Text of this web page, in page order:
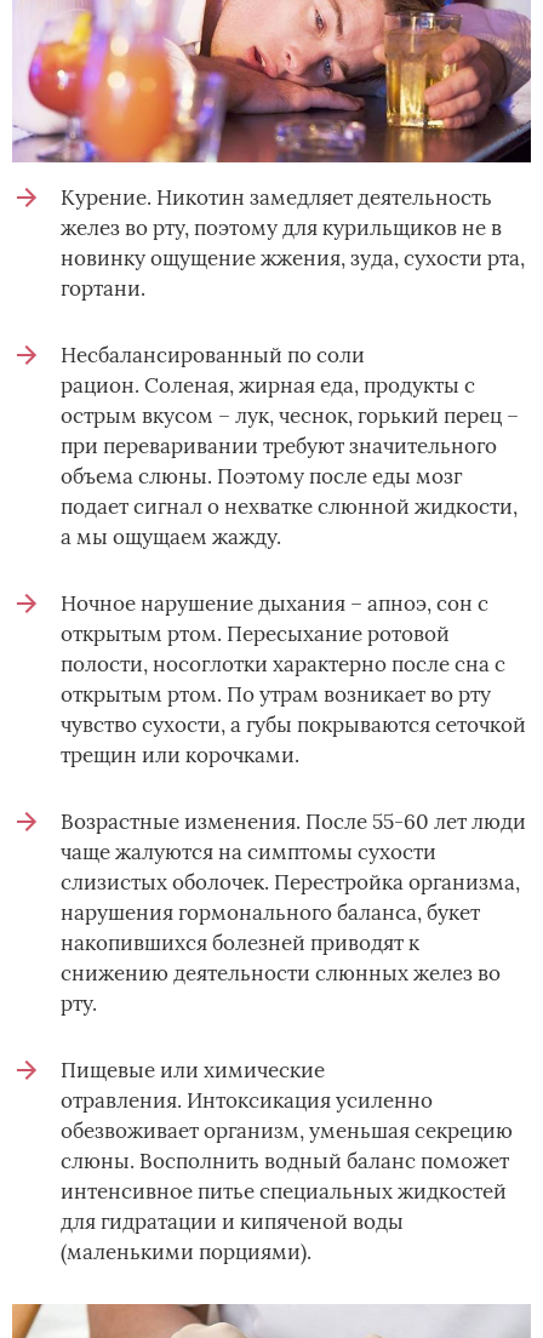
Курение. Никотин замедляет деятельность
желез во рту, поэтому для курильщиков не в
новинку ощущение жжения, зуда, сухости рта,
гортани.
Несбалансированный по соли
рацион. Соленая, жирная еда, продукты с
острым вкусом – лук, чеснок, горький перец –
при переваривании требуют значительного
объема слюны. Поэтому после еды мозг
подает сигнал о нехватке слюнной жидкости,
а мы ощущаем жажду.
Ночное нарушение дыхания – апноэ, сон с
открытым ртом. Пересыхание ротовой
полости, носоглотки характерно после сна с
открытым ртом. По утрам возникает во рту
чувство сухости, а губы покрываются сеточкой
трещин или корочками.
Возрастные изменения. После 55-60 лет люди
чаще жалуются на симптомы сухости
слизистых оболочек. Перестройка организма,
нарушения гормонального баланса, букет
накопившихся болезней приводят к
снижению деятельности слюнных желез во
рту.
Пищевые или химические
отравления. Интоксикация усиленно
обезвоживает организм, уменьшая секрецию
слюны. Восполнить водный баланс поможет
интенсивное питье специальных жидкостей
для гидратации и кипяченой воды
(маленькими порциями).